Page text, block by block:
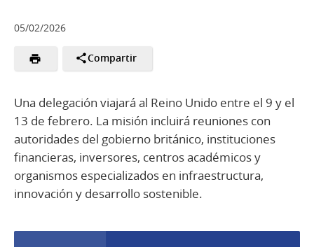
05/02/2026
Compartir
Una delegación viajará al Reino Unido entre el 9 y el
13 de febrero. La misión incluirá reuniones con
autoridades del gobierno británico, instituciones
financieras, inversores, centros académicos y
organismos especializados en infraestructura,
innovación y desarrollo sostenible.